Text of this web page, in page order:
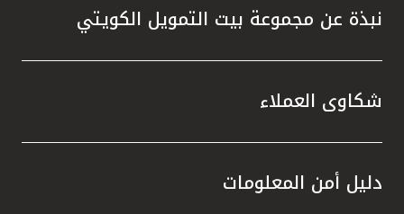
نبذة عن مجموعة بيت التمويل الكويتي
شكاوى العملاء
دليل أمن المعلومات